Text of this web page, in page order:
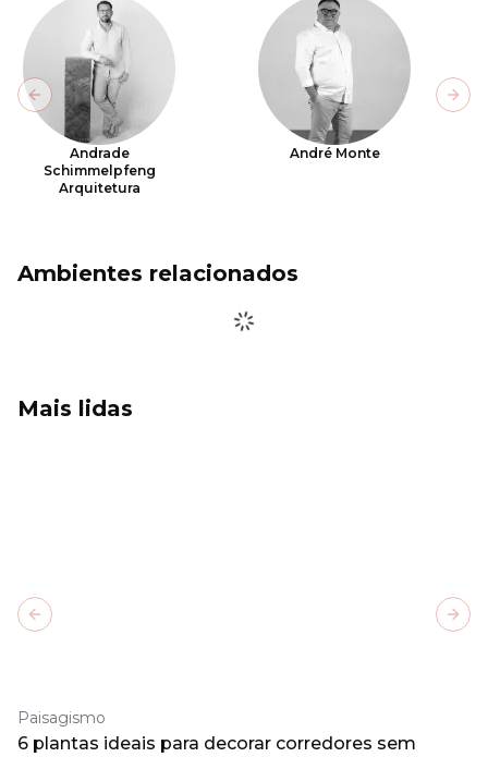
Andrade
Schimmelpfeng
Arquitetura
André Monte
Previous slide
Ambientes relacionados
Mais lidas
Paisagismo
6 plantas ideais para decorar corredores sem
Previous slide